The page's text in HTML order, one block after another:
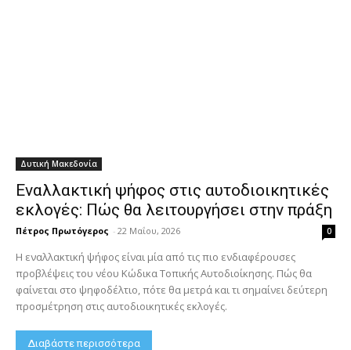
Δυτική Μακεδονία
Εναλλακτική ψήφος στις αυτοδιοικητικές
εκλογές: Πώς θα λειτουργήσει στην πράξη
Πέτρος Πρωτόγερος - 22 Μαΐου, 2026 0
Η εναλλακτική ψήφος είναι μία από τις πιο ενδιαφέρουσες
προβλέψεις του νέου Κώδικα Τοπικής Αυτοδιοίκησης. Πώς θα
φαίνεται στο ψηφοδέλτιο, πότε θα μετρά και τι σημαίνει δεύτερη
προσμέτρηση στις αυτοδιοικητικές εκλογές.
Διαβάστε περισσότερα